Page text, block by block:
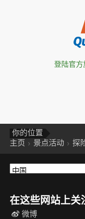
登陆官方
你的位置
主页
景点活动 探
在这些网站上关
微博